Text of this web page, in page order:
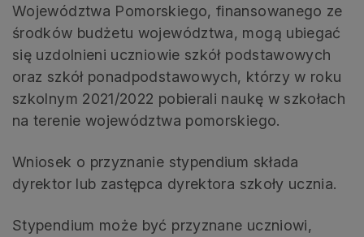
Województwa Pomorskiego, finansowanego ze
środków budżetu województwa, mogą ubiegać
się uzdolnieni uczniowie szkół podstawowych
oraz szkół ponadpodstawowych, którzy w roku
szkolnym 2021/2022 pobierali naukę w szkołach
na terenie województwa pomorskiego.
Wniosek o przyznanie stypendium składa
dyrektor lub zastępca dyrektora szkoły ucznia.
Stypendium może być przyznane uczniowi,